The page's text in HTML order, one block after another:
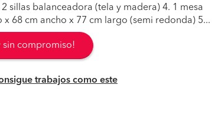
sillas balanceadora (tela y madera) 4. 1 mesa
68 cm ancho x 77 cm largo (semi redonda) 5...
sin compromiso!
trabajos como este